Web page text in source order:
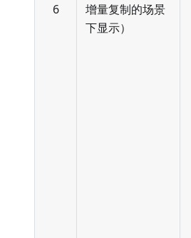
6
增量复制的场景
下显示）